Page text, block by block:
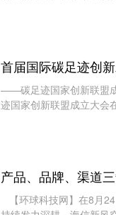
首届国际碳足迹创
——碳足迹国家创新联盟成立大会在京召开 8月29日，
迹国家创新联盟成立大会
产品、品牌、渠道
【环球科技网】在8月